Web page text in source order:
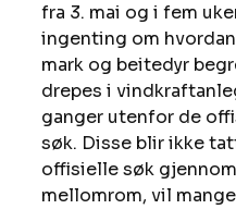
fra 3. mai og i fem
ingenting om
mark og beitedyr
drepes i
ganger utenfor de
søk. Disse blir ikke
offisielle søk
mellomrom, vil